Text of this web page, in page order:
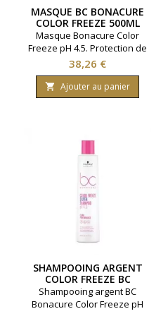
MASQUE BC BONACURE
COLOR FREEZE 500ML
Masque Bonacure Color
Freeze pH 4.5. Protection de
la fibre capillaire. Ravive les
cheveux colorés. Marque
Schwarzkopf. Contenance
500 millilitres.
Prix
38,26 €
 Ajouter au panier
SHAMPOOING ARGENT
COLOR FREEZE BC
BONACURE 250ML
Shampooing argent BC
Bonacure Color Freeze pH